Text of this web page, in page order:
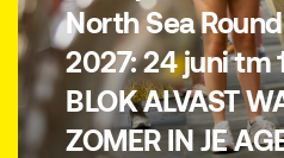
North Sea
2027: 24 juni tm
BLOK ALVAST
ZOMER IN JE